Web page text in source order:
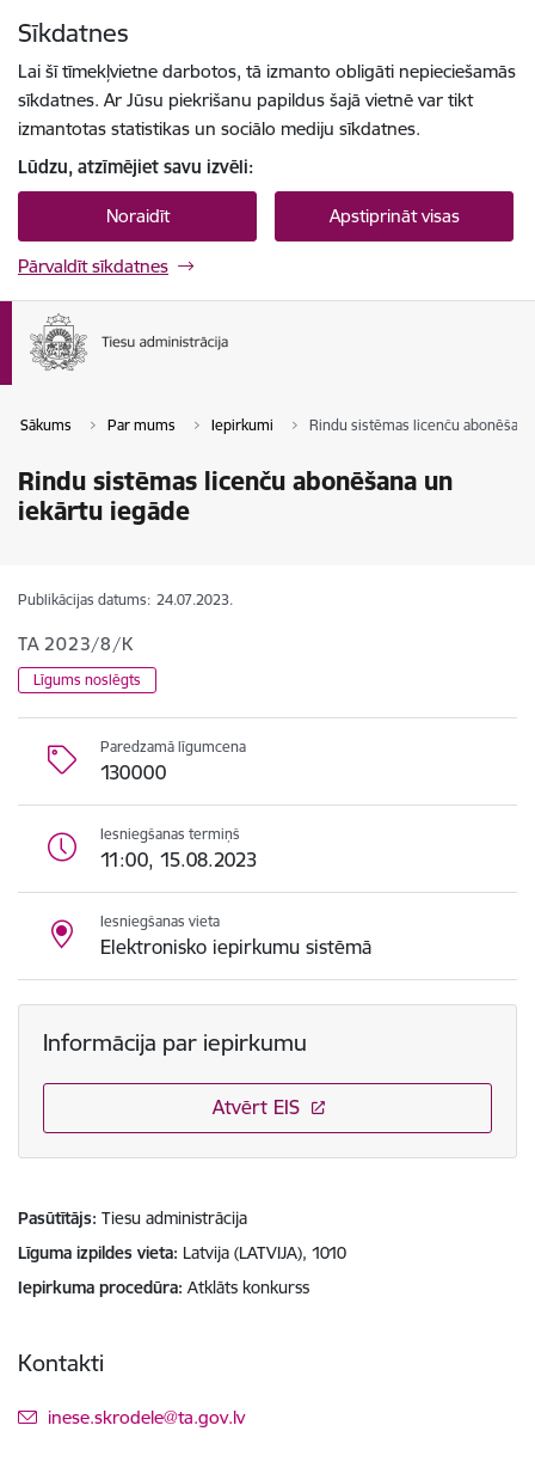
Sīkdatnes
Lai šī tīmekļvietne darbotos, tā izmanto obligāti nepieciešamās
sīkdatnes. Ar Jūsu piekrišanu papildus šajā vietnē var tikt
izmantotas statistikas un sociālo mediju sīkdatnes.
Lūdzu, atzīmējiet savu izvēli:
Noraidīt Apstiprināt visas
Pārvaldīt sīkdatnes
Sākums Par mums Iepirkumi Rindu sistēmas licenču
Rindu sistēmas licenču abonēšana un
iekārtu iegāde
Publikācijas datums: 24.07.2023.
TA 2023/8/K
Līgums noslēgts
Paredzamā līgumcena
130000
Iesniegšanas termiņš
11:00, 15.08.2023
Iesniegšanas vieta
Elektronisko iepirkumu sistēmā
Informācija par iepirkumu
Atvērt EIS
Pasūtītājs Tiesu administrācija
Līguma izpildes vieta Latvija (LATVIJA), 1010
Iepirkuma procedūra Atklāts konkurss
Kontakti
E-pasts:
inese.skrodele@ta.gov.lv